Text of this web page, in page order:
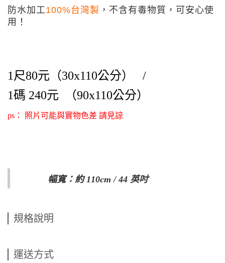
防水加工100%台灣製 ，不含有毒物質，可安心使
用！
1尺80元（30x110公分） /
1碼 240元
（90x110公分）
ps： 照片可能與實物色差 請見諒
幅寬：約 110cm / 44 英吋
規格說明
運送方式